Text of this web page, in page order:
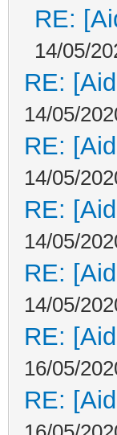
RE:
14/05/
RE:
14/05/
RE:
14/05/
RE:
14/05/
RE:
14/05/
RE:
16/05/
RE: